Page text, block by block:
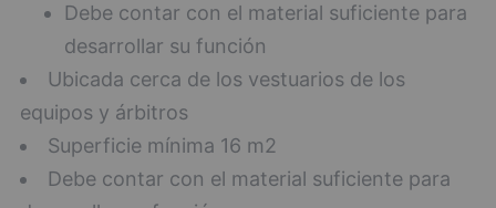
Debe contar con el material suficiente para
desarrollar su función
Ubicada cerca de los vestuarios de los
equipos y árbitros
Superficie mínima 16 m2
Debe contar con el material suficiente para